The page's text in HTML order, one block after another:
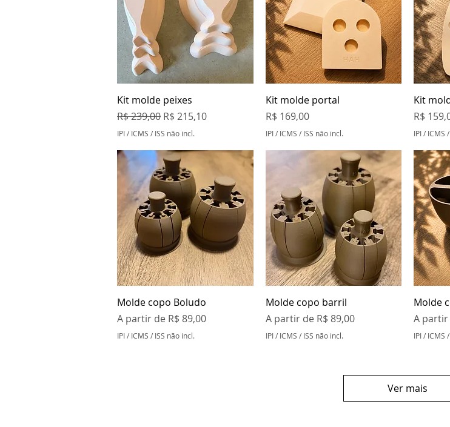
Visualização rápida
Kit molde peixes
Preço normal
R$ 239,00 Preço promocional
R$ 215,10
IPI / ICMS / ISS não incl.
Visualização rápida
Kit molde portal
Preço
R$ 169,00
IPI / ICMS / ISS não incl.
Kit
Preço
R$
IPI / ICMS
Visualização rápida
Molde copo Boludo
A partir de R$ 89,00
Preço promocional
IPI / ICMS / ISS não incl.
Visualização rápida
Molde copo barril
A partir de R$ 89,00
Preço promocional
IPI / ICMS / ISS não incl.
Molde
A partir
Preço
IPI / ICMS
Ver mais